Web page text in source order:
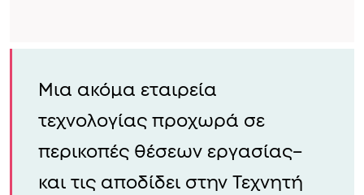
Μια ακόμα εταιρεία
τεχνολογίας προχωρά σε
περικοπές θέσεων εργασίας–
και τις αποδίδει στην Τεχνητή